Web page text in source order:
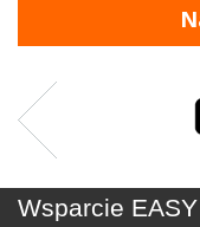
Wsparcie EASY